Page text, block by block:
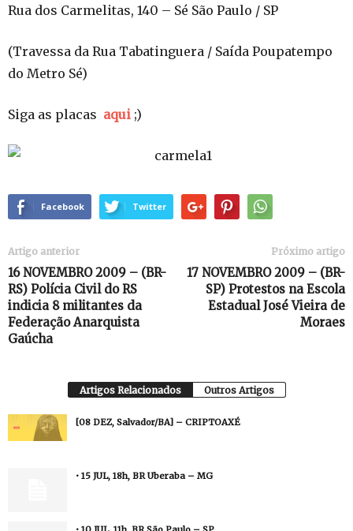
Rua dos Carmelitas, 140 – Sé São Paulo / SP
(Travessa da Rua Tabatinguera / Saída Poupatempo
do Metro Sé)
Siga as placas aqui ;)
Facebook Twitter
Artigo anterior
16 NOVEMBRO 2009 – (BR-
RS) Polícia Civil do RS
indicia 8 militantes da
Federação Anarquista
Gaúcha
Próximo artigo
17 NOVEMBRO 2009 – (BR-
SP) Protestos na Escola
Estadual José Vieira de
Moraes
Artigos Relacionados Outros Artigos
[08 DEZ, Salvador/BA] – CRIPTOAXÉ
• 15 JUL, 18h, BR Uberaba – MG